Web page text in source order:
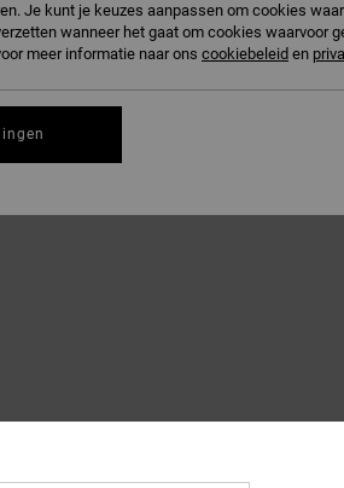
Je kunt je keuzes aanpassen om cookies
wanneer het gaat om cookies waarvoor
meer informatie naar ons cookiebeleid en